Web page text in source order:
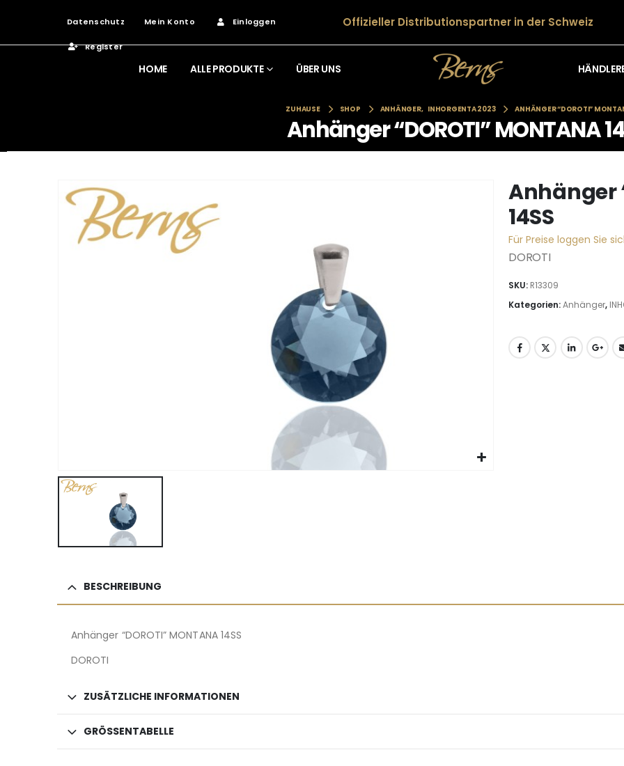
Datenschutz Mein Konto Einloggen
Register
Offizieller Distributionspartner in der Schweiz
HOME ALLE PRODUKTE ÜBER UNS
ZUHAUSE SHOP ANHÄNGER, INHORGENTA 2023 ANHÄNGER “DOROTI”
Anhänger “DOROTI” MONTANA
Anhänger
14SS
Für Preise loggen Sie
DOROTI
SKU: R13309
Kategorien:Anhänger,
BESCHREIBUNG
Anhänger “DOROTI” MONTANA 14SS
DOROTI
ZUSÄTZLICHE INFORMATIONEN
GRÖSSENTABELLE